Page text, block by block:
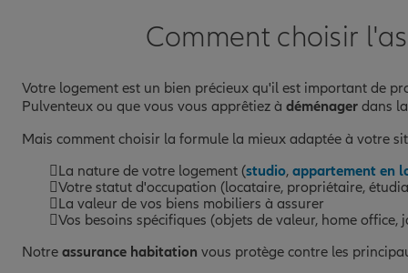
Comment choisir
Votre logement est un bien précieux qu'il est important de
Pulventeux ou que vous vous apprêtiez à déménager dans
Mais comment choisir la formule la mieux adaptée à votre
La nature de votre logement (studio, appartement en
Votre statut d'occupation (locataire, propriétaire,
La valeur de vos biens mobiliers à assurer
Vos besoins spécifiques (objets de valeur, home office,
Notre assurance habitation vous protège contre les